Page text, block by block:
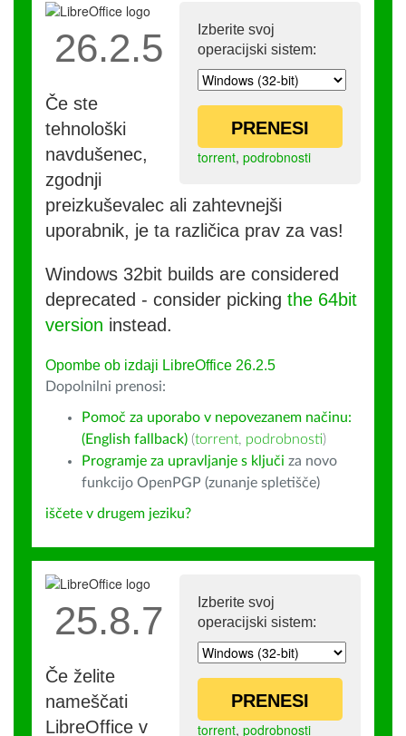
Izberite svoj
operacijski sistem:
PRENESI
torrent, podrobnosti
26.2.5
Če ste
tehnološki
navdušenec,
zgodnji
preizkuševalec ali zahtevnejši
uporabnik, je ta različica prav za vas!
Windows 32bit builds are considered
deprecated - consider picking the 64bit
version instead.
Opombe ob izdaji LibreOffice 26.2.5
Dopolnilni prenosi:
Pomoč za uporabo v nepovezanem načinu:
(English fallback) (torrent, podrobnosti)
Programje za upravljanje s ključi za novo
funkcijo OpenPGP (zunanje spletišče)
iščete v drugem jeziku?
Izberite svoj
operacijski sistem:
PRENESI
torrent, podrobnosti
25.8.7
Če želite
nameščati
LibreOffice v